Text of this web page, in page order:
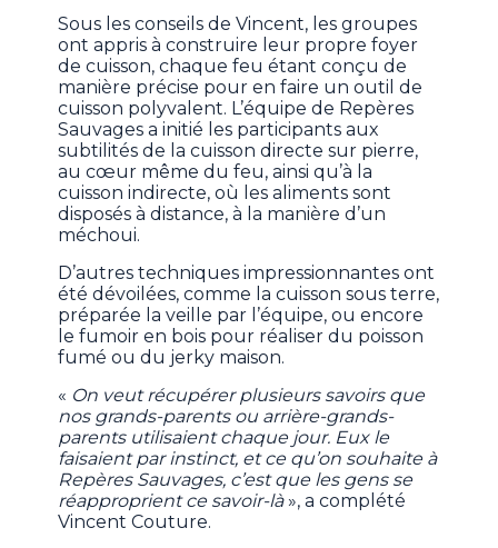
Sous les conseils de Vincent, les groupes
ont appris à construire leur propre foyer
de cuisson, chaque feu étant conçu de
manière précise pour en faire un outil de
cuisson polyvalent. L’équipe de Repères
Sauvages a initié les participants aux
subtilités de la cuisson directe sur pierre,
au cœur même du feu, ainsi qu’à la
cuisson indirecte, où les aliments sont
disposés à distance, à la manière d’un
méchoui.
D’autres techniques impressionnantes ont
été dévoilées, comme la cuisson sous terre,
préparée la veille par l’équipe, ou encore
le fumoir en bois pour réaliser du poisson
fumé ou du jerky maison.
« On veut récupérer plusieurs savoirs que
nos grands-parents ou arrière-grands-
parents utilisaient chaque jour. Eux le
faisaient par instinct, et ce qu’on souhaite à
Repères Sauvages, c’est que les gens se
réapproprient ce savoir-là», a complété
Vincent Couture.